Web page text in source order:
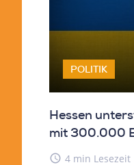
POLITIK
Hessen
mit 300.000
access_time 4 min Lesezeit